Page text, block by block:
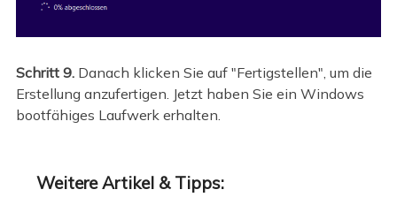
Schritt 9.Danach klicken Sie auf "Fertigstellen", um die
Erstellung anzufertigen. Jetzt haben Sie ein Windows
bootfähiges Laufwerk erhalten.
Weitere Artikel & Tipps: